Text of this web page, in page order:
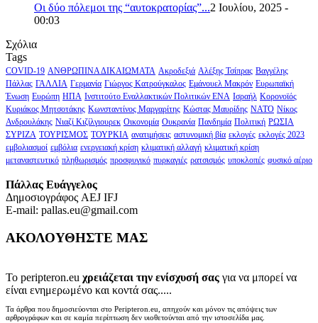
Οι δύο πόλεμοι της “αυτοκρατορίας”...2 Ιουλίου, 2025 -
00:03
Σχόλια
Tags
COVID-19 ΑΝΘΡΩΠΙΝΑ ΔΙΚΑΙΩΜΑΤΑ Ακροδεξιά Αλέξης Τσίπρας Βαγγέλης
Πάλλας ΓΑΛΛΙΑ Γερμανία Γιώργος Κατρούγκαλος Εμάνουελ Μακρόν Ευρωπαϊκή
Ένωση Ευρώπη ΗΠΑ Ινστιτούτο Εναλλακτικών Πολιτικών ΕΝΑ Ισραήλ Κορονοϊός
Κυριάκος Μητσοτάκης Κωνσταντίνος Μαργαρίτης Κώστας Μαυρίδης ΝΑΤΟ Νίκος
Ανδρουλάκης Νιαζί Κιζίλγιουρεκ Οικονομία Ουκρανία Πανδημία Πολιτική ΡΩΣΙΑ
ΣΥΡΙΖΑ ΤΟΥΡΙΣΜΟΣ ΤΟΥΡΚΙΑ ανατιμήσεις αστυνομική βία εκλογές εκλογές 2023
εμβολιασμοί εμβόλια ενεργειακή κρίση κλιματική αλλαγή κλιματική κρίση
μεταναστευτικό πληθωρισμός προσφυγικό πυρκαγιές ρατσισμός υποκλοπές φυσικό αέριο
Πάλλας Ευάγγελος
Δημοσιογράφος AEJ ΙFJ
E-mail: pallas.eu@gmail.com
ΑΚΟΛΟΥΘΗΣΤΕ ΜΑΣ
Το peripteron.eu χρειάζεται την ενίσχυσή σας για να μπορεί να
είναι ενημερωμένο και κοντά σας.....
Τα άρθρα που δημοσιεύονται στο Peripteron.eu, απηχούν και μόνον τις απόψεις των
αρθρογράφων και σε καμία περίπτωση δεν υιοθετούνται από την ιστοσελίδα μας.